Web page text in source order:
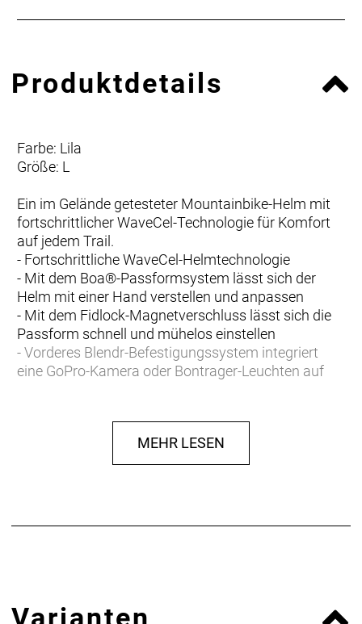
Produktdetails
Farbe: Lila
Größe: L
Ein im Gelände getesteter Mountainbike-Helm mit
fortschrittlicher WaveCel-Technologie für Komfort
auf jedem Trail.
- Fortschrittliche WaveCel-Helmtechnologie
- Mit dem Boa®-Passformsystem lässt sich der
Helm mit einer Hand verstellen und anpassen
- Mit dem Fidlock-Magnetverschluss lässt sich die
Passform schnell und mühelos einstellen
- Vorderes Blendr-Befestigungssystem integriert
eine GoPro-Kamera oder Bontrager-Leuchten auf
Schweiß von den Augen fern und sorgt für stets
- Erweiterte Hinterkopfabdeckung bietet
herkömmlichen Schaumhelmen den Kopf bis zu 5
MEHR LESEN
Varianten